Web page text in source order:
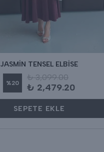
JASMİN TENSEL ELBİSE
%20
₺ 3,099.00
₺ 2,479.20
SEPETE EKLE